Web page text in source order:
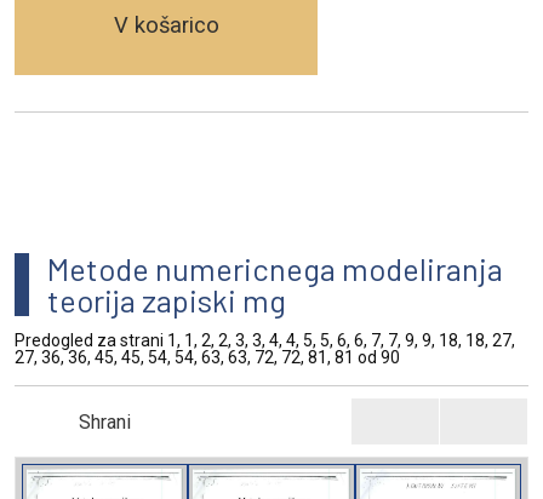
V košarico
Metode numericnega modeliranja
teorija zapiski mg
Predogled za strani 1, 1, 2, 2, 3, 3, 4, 4, 5, 5, 6, 6, 7, 7, 9, 9, 18, 18, 27,
27, 36, 36, 45, 45, 54, 54, 63, 63, 72, 72, 81, 81 od 90
Shrani